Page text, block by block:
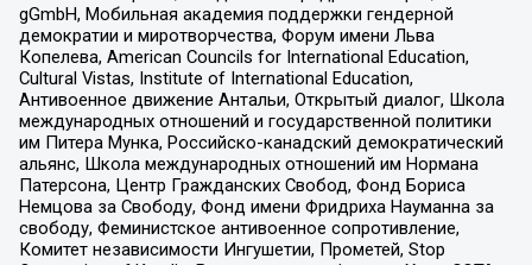
gGmbH, Мобильная академия поддержки гендерной
демократии и миротворчества, Форум имени Льва
Копелева, American Councils for International Education,
Cultural Vistas, Institute of International Education,
Антивоенное движение Антальи, Открытый диалог, Школа
международных отношений и государственной политики
им Питера Мунка, Российско-канадский демократический
альянс, Школа международных отношений им Нормана
Патерсона, Центр Гражданских Свобод, Фонд Бориса
Немцова за Свободу, Фонд имени Фридриха Науманна за
свободу, Феминистское антивоенное сопротивление,
Комитет независимости Ингушетии, Прометей, Stop